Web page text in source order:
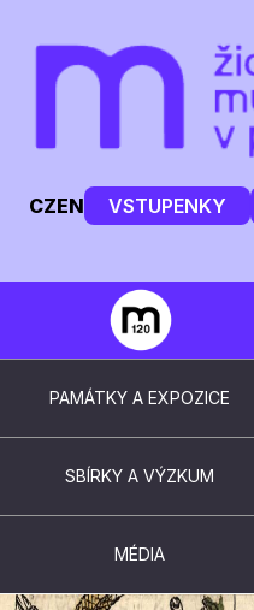
CZEN VSTUPENKY
PAMÁTKY A EXPOZICE
SBÍRKY A VÝZKUM
MÉDIA